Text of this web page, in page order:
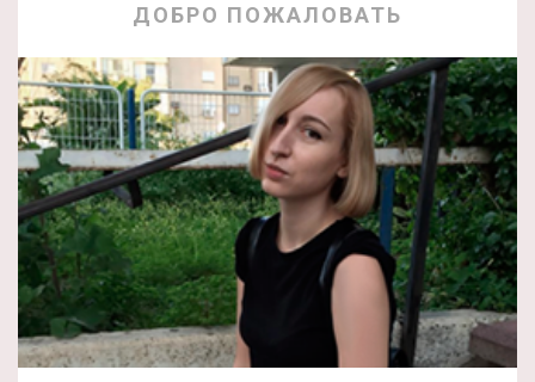
ДОБРО ПОЖАЛОВАТЬ